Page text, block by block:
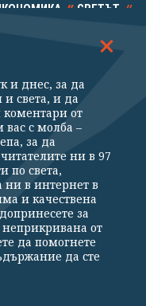
СВЕТЪТ
КАЛЕЙДОСКОП
поверителност
За Клуб Z
ни
ЕООД, София, ул. "Алеко
2026 „Клуб Зебра Медия“
от www.clubz.bg без
и днес, за да
света, и да
коментари от
с молба –
за да
ни в 97
по света,
ни в интернет в
и качествена
за
от
да помогнете
да сте